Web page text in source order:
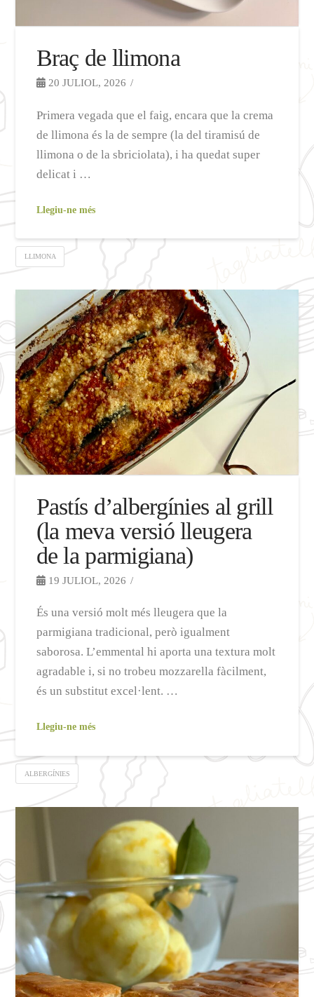
Braç de llimona
20 JULIOL, 2026
Primera vegada que el faig, encara que la crema
de llimona és la de sempre (la del tiramisú de
llimona o de la sbriciolata), i ha quedat super
delicat i …
Llegiu-ne més
LLIMONA
Pastís d’albergínies al grill
(la meva versió lleugera
de la parmigiana)
19 JULIOL, 2026
És una versió molt més lleugera que la
parmigiana tradicional, però igualment
saborosa. L’emmental hi aporta una textura molt
agradable i, si no trobeu mozzarella fàcilment,
és un substitut excel·lent. …
Llegiu-ne més
ALBERGÍNIES